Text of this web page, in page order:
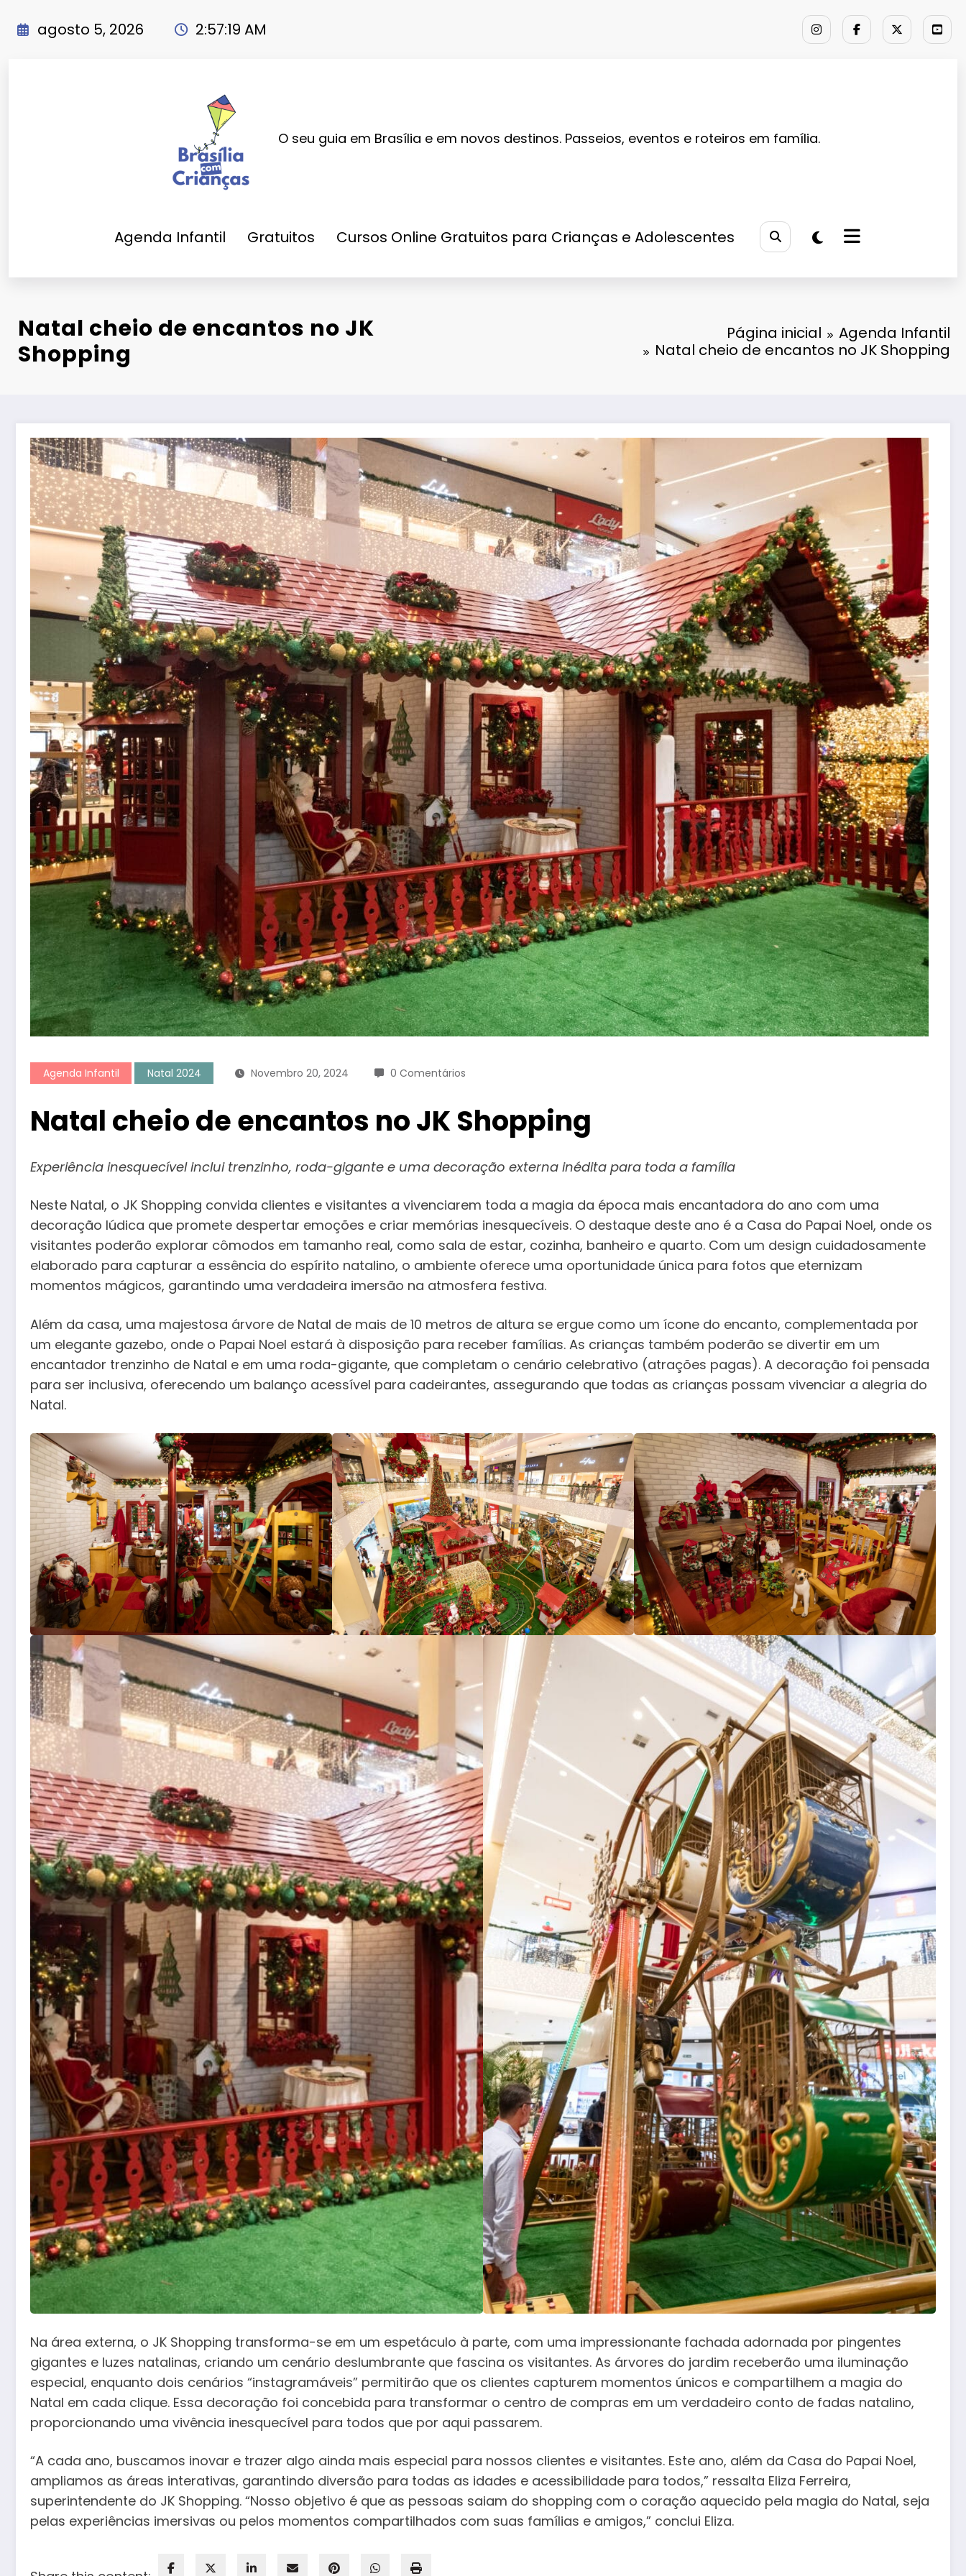
para
agosto 5, 2026 2:57:22 AM
O seu guia em Brasília e em novos destinos. Passeios, eventos e roteiros em família.
Agenda Infantil Gratuitos Cursos Online Gratuitos para Crianças e Adolescentes
Natal cheio de encantos no JK
Shopping
Página inicial
Agenda Infantil
Natal cheio de encantos no JK Shopping
Agenda Infantil Natal 2024 Novembro 20, 2024 0 Comentários
Natal cheio de encantos no JK Shopping
Experiência inesquecível inclui trenzinho, roda-gigante e uma decoração externa inédita para toda a família
Neste Natal, o JK Shopping convida clientes e visitantes a vivenciarem toda a magia da época mais encantadora do ano com uma
decoração lúdica que promete despertar emoções e criar memórias inesquecíveis. O destaque deste ano é a Casa do Papai Noel, onde os
visitantes poderão explorar cômodos em tamanho real, como sala de estar, cozinha, banheiro e quarto. Com um design cuidadosamente
elaborado para capturar a essência do espírito natalino, o ambiente oferece uma oportunidade única para fotos que eternizam
momentos mágicos, garantindo uma verdadeira imersão na atmosfera festiva.
Além da casa, uma majestosa árvore de Natal de mais de 10 metros de altura se ergue como um ícone do encanto, complementada por
um elegante gazebo, onde o Papai Noel estará à disposição para receber famílias. As crianças também poderão se divertir em um
encantador trenzinho de Natal e em uma roda-gigante, que completam o cenário celebrativo (atrações pagas). A decoração foi pensada
para ser inclusiva, oferecendo um balanço acessível para cadeirantes, assegurando que todas as crianças possam vivenciar a alegria do
Natal.
Na área externa, o JK Shopping transforma-se em um espetáculo à parte, com uma impressionante fachada adornada por pingentes
gigantes e luzes natalinas, criando um cenário deslumbrante que fascina os visitantes. As árvores do jardim receberão uma iluminação
especial, enquanto dois cenários “instagramáveis” permitirão que os clientes capturem momentos únicos e compartilhem a magia do
Natal em cada clique. Essa decoração foi concebida para transformar o centro de compras em um verdadeiro conto de fadas natalino,
proporcionando uma vivência inesquecível para todos que por aqui passarem.
“A cada ano, buscamos inovar e trazer algo ainda mais especial para nossos clientes e visitantes. Este ano, além da Casa do Papai Noel,
ampliamos as áreas interativas, garantindo diversão para todas as idades e acessibilidade para todos,” ressalta Eliza Ferreira,
superintendente do JK Shopping. “Nosso objetivo é que as pessoas saiam do shopping com o coração aquecido pela magia do Natal, seja
pelas experiências imersivas ou pelos momentos compartilhados com suas famílias e amigos,” conclui Eliza.